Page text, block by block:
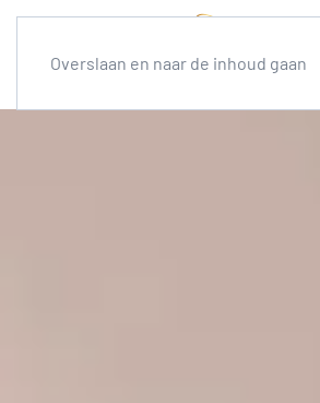
Overslaan en naar de inhoud gaan